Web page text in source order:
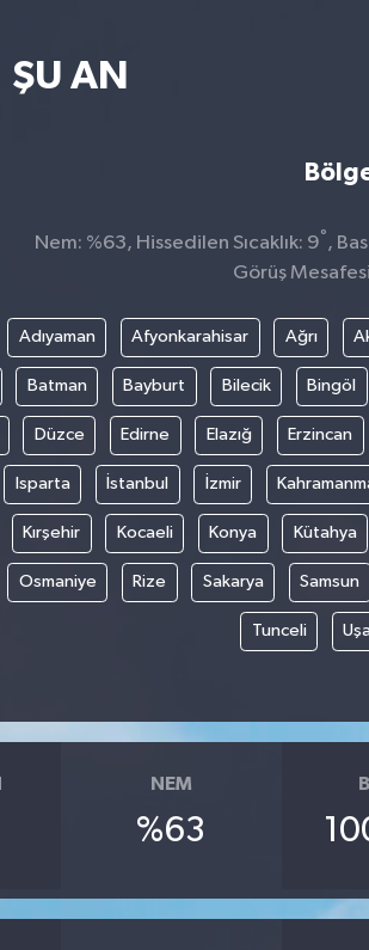
ŞU AN
Nem: %63, Hissedilen Sıcaklık: 9° ,
Görüş
Adıyaman Afyonkarahisar Ağrı
Batman Bayburt Bilecik Bingöl
Düzce Edirne Elazığ Erzincan
Isparta İstanbul İzmir
Kırşehir Kocaeli Konya Kütahya
Osmaniye Rize Sakarya Samsun
Tunceli
NEM
%63